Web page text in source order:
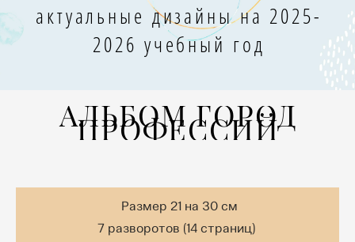
актуальные дизайны на 2025-
2026 учебный год
АЛЬБОМ ГОРОД
ПРОФЕССИЙ
Размер 21 на 30 см
7 разворотов (14 страниц)